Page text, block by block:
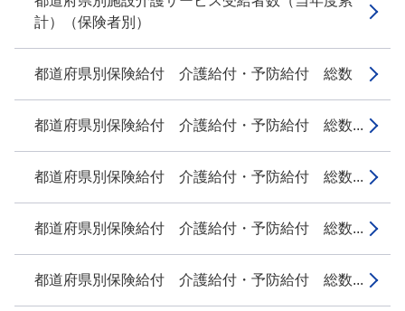
計）（保険者別）
都道府県別保険給付 介護給付・予防給付 総数
都道府県別保険給付 介護給付・予防給付 総数...
都道府県別保険給付 介護給付・予防給付 総数...
都道府県別保険給付 介護給付・予防給付 総数...
都道府県別保険給付 介護給付・予防給付 総数...